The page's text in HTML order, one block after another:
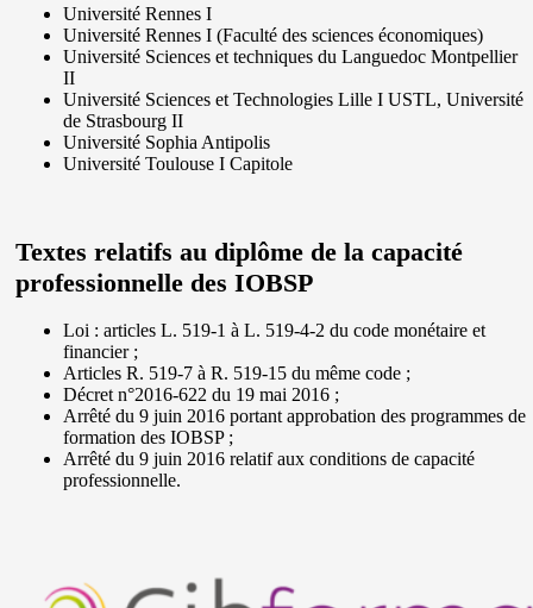
Université Rennes I
Université Rennes I (Faculté des sciences économiques)
Université Sciences et techniques du Languedoc Montpellier
II
Université Sciences et Technologies Lille I USTL, Université
de Strasbourg II
Université Sophia Antipolis
Université Toulouse I Capitole
Textes relatifs au diplôme de la capacité
professionnelle des IOBSP
Loi : articles L. 519-1 à L. 519-4-2 du code monétaire et
financier ;
Articles R. 519-7 à R. 519-15 du même code ;
Décret n°2016-622 du 19 mai 2016 ;
Arrêté du 9 juin 2016 portant approbation des programmes de
formation des IOBSP ;
Arrêté du 9 juin 2016 relatif aux conditions de capacité
professionnelle.